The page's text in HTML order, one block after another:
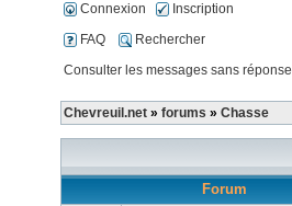
Connexion
Inscription
FAQ
Rechercher
Consulter les messages sans réponse
Chevreuil.net » forums » Chasse
Forum